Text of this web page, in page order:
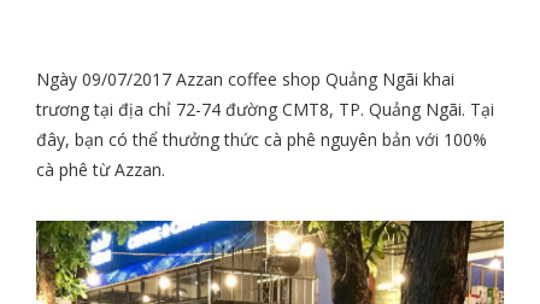
Ngày 09/07/2017 Azzan coffee shop Quảng Ngãi khai
trương tại địa chỉ 72-74 đường CMT8, TP. Quảng Ngãi. Tại
đây, bạn có thể thưởng thức cà phê nguyên bản với 100%
cà phê từ Azzan.